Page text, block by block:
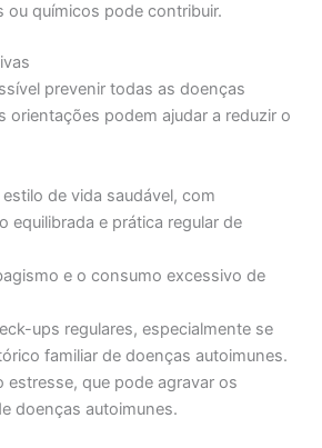
ou químicos pode contribuir.
prevenir todas as doenças
orientações podem ajudar a reduzir o
de vida saudável, com
equilibrada e prática regular de
e o consumo excessivo de
ups regulares, especialmente se
familiar de doenças autoimunes.
estresse, que pode agravar os
doenças autoimunes.